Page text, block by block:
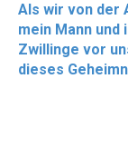
Als wir von der
mein Mann
Zwillinge vor
dieses